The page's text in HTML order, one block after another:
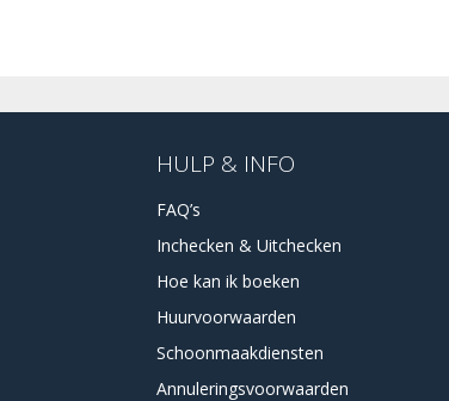
HULP & INFO
FAQ’s
Inchecken & Uitchecken
Hoe kan ik boeken
Huurvoorwaarden
Schoonmaakdiensten
Annuleringsvoorwaarden